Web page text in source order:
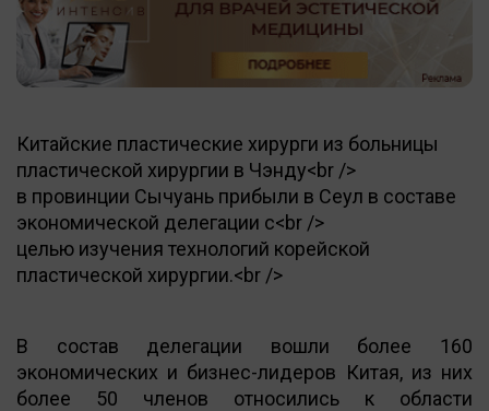
Китайские пластические хирурги из больницы
пластической хирургии в Чэнду<br />
в провинции Сычуань прибыли в Сеул в составе
экономической делегации с<br />
целью изучения технологий корейской
пластической хирургии.<br />
В состав делегации вошли более 160
экономических и бизнес-лидеров Китая, из них
более 50 членов относились к области